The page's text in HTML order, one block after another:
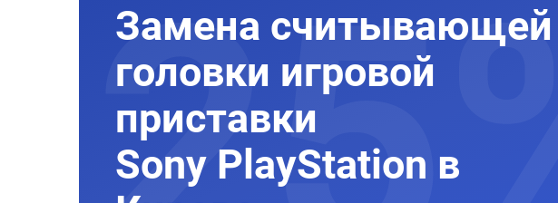
Замена считывающей
головки игровой
приставки
Sony PlayStation в